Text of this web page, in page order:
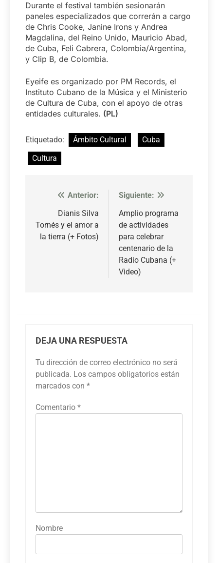
Durante el festival también sesionarán
paneles especializados que correrán a cargo
de Chris Cooke, Janine Irons y Andrea
Magdalina, del Reino Unido, Mauricio Abad,
de Cuba, Feli Cabrera, Colombia/Argentina,
y Clip B, de Colombia.
Eyeife es organizado por PM Records, el
Instituto Cubano de la Música y el Ministerio
de Cultura de Cuba, con el apoyo de otras
entidades culturales. (PL)
Etiquetado: Ámbito Cultural
Cuba
Cultura
Navegación
entradas
Anterior:
Dianis Silva
Tornés y el amor a
la tierra (+ Fotos)
Siguiente:
Amplio programa
de actividades
para celebrar
centenario de la
Radio Cubana (+
Video)
DEJA UNA RESPUESTA
Tu dirección de correo electrónico no será
publicada. Los campos obligatorios están
marcados con *
Comentario *
Nombre